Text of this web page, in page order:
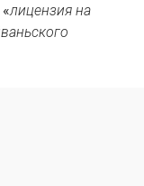
лицензия на